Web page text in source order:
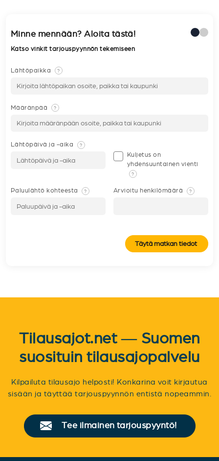
Minne mennään? Aloita tästä!
Katso vinkit tarjouspyynnön tekemiseen
Lähtöpaikka ?
Määränpää ?
Lähtöpäivä ja -aika ?
Kuljetus on
yhdensuuntainen vienti
?
Paluulähtö kohteesta ? Arvioitu henkilömäärä ?
Täytä matkan tiedot
Tilausajot.net — Suomen
suosituin tilausajopalvelu
Kilpailuta tilausajo helposti! Konkarina voit kirjautua
sisään ja täyttää tarjouspyynnön entistä nopeammin.
Tee ilmainen tarjouspyyntö!